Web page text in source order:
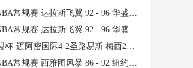
赛 达拉斯飞翼 92 - 96 华盛顿神秘人 全场集锦
赛 达拉斯飞翼 92 - 96 华盛顿神秘人 全场集锦
密国际4-2圣路易斯 梅西2射1传 阿伦助攻戴帽
赛 西雅图风暴 86 - 92 纽约自由人 全场集锦